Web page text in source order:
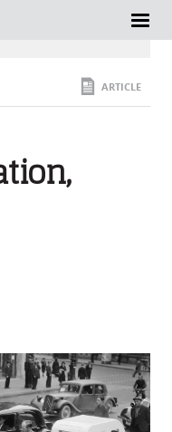
ARTICLE